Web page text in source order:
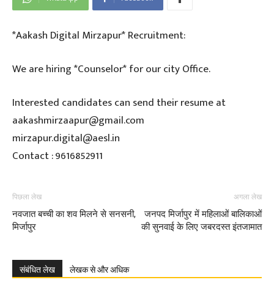
*Aakash Digital Mirzapur* Recruitment:
We are hiring *Counselor* for our city Office.
Interested candidates can send their resume at
aakashmirzaapur@gmail.com
mirzapur.digital@aesl.in
Contact : 9616852911
पिछला लेख
नवजात बच्ची का शव मिलने से सनसनी,
मिर्जापुर
अगला लेख
जनपद मिर्जापुर में महिलाओं बालिकाओं
की सुनवाई के लिए जबरदस्त इंतजामात
संबंधित लेख लेखक से और अधिक